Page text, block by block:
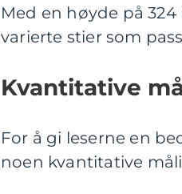
Med en høyde på
varierte stier som
Kvantitative
For å gi leserne en
noen kvantitative